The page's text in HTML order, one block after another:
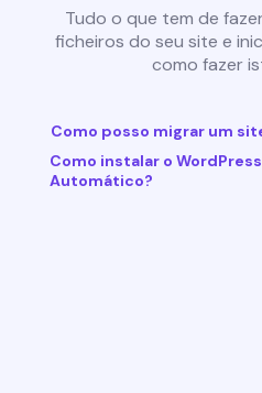
Tudo o que tem de
ficheiros do seu site e
como fazer
Como posso migrar um
Como instalar o
Automático?